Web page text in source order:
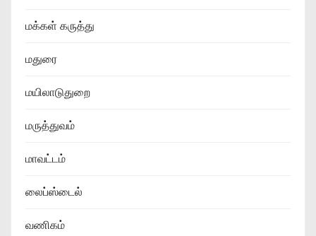
மக்கள் கருத்து
மதுரை
மயிலாடுதுறை
மருத்துவம்
மாவட்டம்
லைப்ஸ்டைல்
வணிகம்